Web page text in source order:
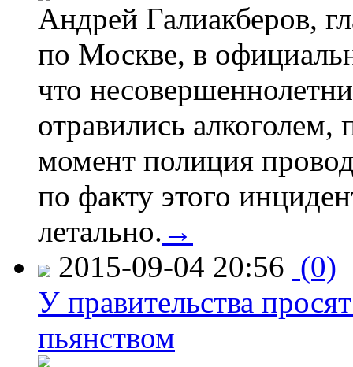
Андрей Галиакберов,
по Москве, в
что
отравились
момент полиция
по факту этого
летально. →
2015-09-04 20:56 (0)
У правительства
пьянством